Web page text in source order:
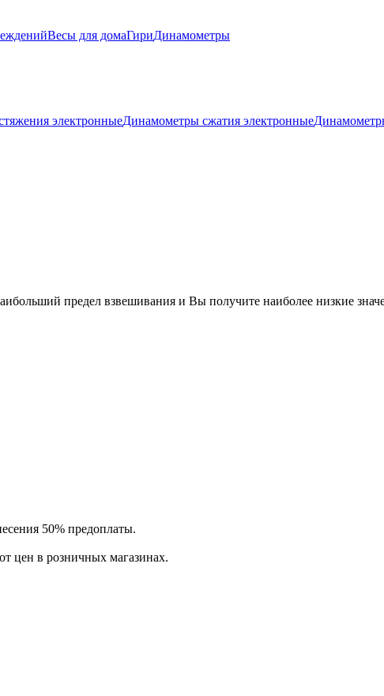
Весы для домаГириДинамометры
электронныеДинамометры сжатия электронные
предел взвешивания и Вы получите наиболее низкие
50% предоплаты.
цен в розничных магазинах.